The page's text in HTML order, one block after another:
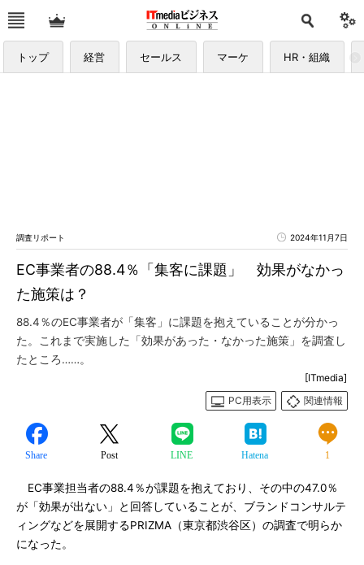
トップ 経営 セールス マーケ HR・組織
調査リポート 2024年11月7日
EC事業者の88.4％「集客に課題」 効果がなかっ
た施策は？
88.4％のEC事業者が「集客」に課題を抱えていることが分かっ
た。これまで実施した「効果があった・なかった施策」を調査し
たところ……。
[ITmedia]
PC用表示
関連情報
Share Post LINE Hatena 1
EC事業担当者の88.4％が課題を抱えており、その中の47.0％
が「効果が出ない」と回答していることが、ブランドコンサルテ
ィングなどを展開するPRIZMA（東京都渋谷区）の調査で明らか
になった。